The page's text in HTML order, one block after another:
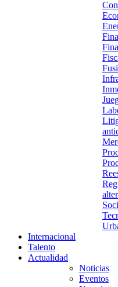
Internacional
Talento
Actualidad
Noticias
Eventos